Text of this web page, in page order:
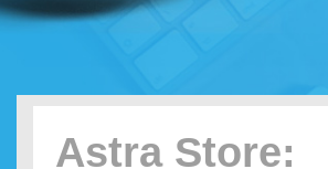
Astra Store: